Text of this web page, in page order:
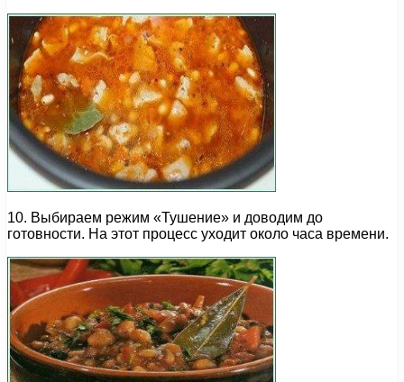
10. Выбираем режим «Тушение» и доводим до
готовности. На этот процесс уходит около часа времени.